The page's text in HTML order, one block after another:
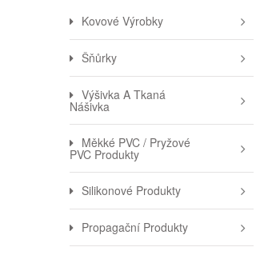
Kovové Výrobky
Šňůrky
Výšivka A Tkaná
Nášivka
Měkké PVC / Pryžové
PVC Produkty
Silikonové Produkty
Propagační Produkty